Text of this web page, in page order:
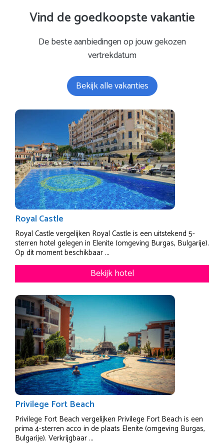
Vind de goedkoopste vakantie
De beste aanbiedingen op jouw gekozen
vertrekdatum
Bekijk alle vakanties
Royal Castle
Royal Castle vergelijken Royal Castle is een uitstekend 5-
sterren hotel gelegen in Elenite (omgeving Burgas, Bulgarije).
Op dit moment beschikbaar ...
Bekijk hotel
Privilege Fort Beach
Privilege Fort Beach vergelijken Privilege Fort Beach is een
prima 4-sterren acco in de plaats Elenite (omgeving Burgas,
Bulgarije). Verkrijgbaar ...